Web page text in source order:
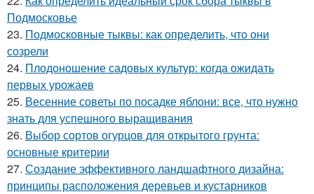
Подмосковье
23. Подмосковные тыквы: как определить, что они
созрели
24. Плодоношение садовых культур: когда ожидать
первых урожаев
25. Весенние советы по посадке яблони: все, что нужно
знать для успешного выращивания
26. Выбор сортов огурцов для открытого грунта:
основные критерии
27. Создание эффективного ландшафтного дизайна:
принципы расположения деревьев и кустарников